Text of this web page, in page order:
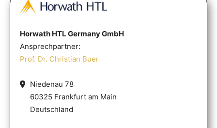
Horwath HTL Germany GmbH
Ansprechpartner:
Prof. Dr. Christian Buer
Niedenau 78
60325 Frankfurt am Main
Deutschland